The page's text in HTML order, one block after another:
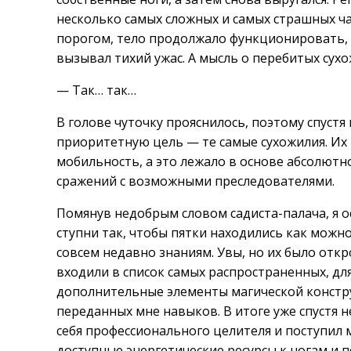
несколько самых сложных и самых страшных
порогом, тело продолжало
вызывал тихий ужас. А мысль о перебитых
— Так… так…
В голове чуточку прояснилось, поэтому
приоритетную цель — те самые сухожилия.
мобильность, а это лежало в основе
сражений с возможными преследователями.
Помянув недобрым словом садиста-палача, я
ступни так, чтобы пятки находились как
совсем недавно знаниям. Увы, но их было
входили в список самых распространенных,
дополнительные элементы магической
переданных мне навыков. В итоге уже спустя
себя профессионального целителя и